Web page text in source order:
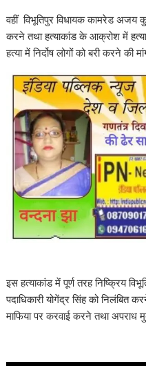
वहीं विभूतिपुर विधायक कामरेड अजय
करने तथा हत्याकांड के आक्रोश में
हत्या में निर्दोष लोगों को बरी करने की
इस हत्याकांड में पूर्ण तरह निष्क्रिय
पदाधिकारी योगेंद्र सिंह को निलंबित
माफिया पर करवाई करने तथा अपराध